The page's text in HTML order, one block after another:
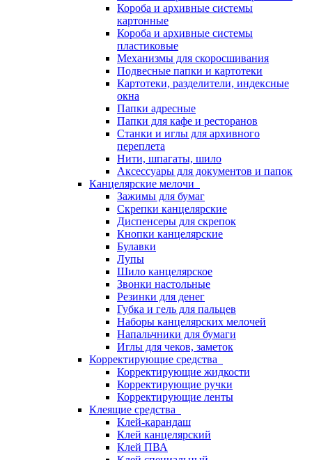
Короба и архивные системы
картонные
Короба и архивные системы
пластиковые
Механизмы для скоросшивания
Подвесные папки и картотеки
Картотеки, разделители, индексные
окна
Папки адресные
Папки для кафе и ресторанов
Станки и иглы для архивного
переплета
Нити, шпагаты, шило
Аксессуары для документов и папок
Канцелярские мелочи
Зажимы для бумаг
Скрепки канцелярские
Диспенсеры для скрепок
Кнопки канцелярские
Булавки
Лупы
Шило канцелярское
Звонки настольные
Резинки для денег
Губка и гель для пальцев
Наборы канцелярских мелочей
Напальчники для бумаги
Иглы для чеков, заметок
Корректирующие средства
Корректирующие жидкости
Корректирующие ручки
Корректирующие ленты
Клеящие средства
Клей-карандаш
Клей канцелярский
Клей ПВА